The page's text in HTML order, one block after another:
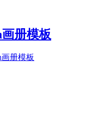
册模板